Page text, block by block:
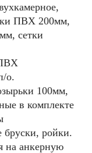
ПВХ 200мм,
сетки
о.
100мм,
в комплекте
бруски, ройки.
на анкерную